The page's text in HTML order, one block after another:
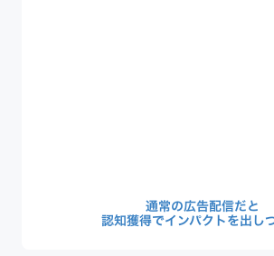
通常の広告配信だと
認知獲得でインパクトを出し